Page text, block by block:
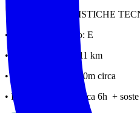
CARATTERISTICHE
• Difficoltà percorso: E
• Lunghezza: circa 11 km
• Dislivello: circa 600m circa
• Durata percorso: circa 6h + soste